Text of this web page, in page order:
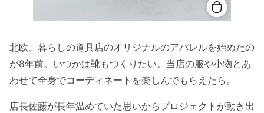
北欧、暮らしの道具店のオリジナルのアパレルを始めたの
が8年前。いつかは靴もつくりたい。当店の服や小物とあ
わせて全身でコーディネートを楽しんでもらえたら。
店長佐藤が長年温めていた思いからプロジェクトが動き出